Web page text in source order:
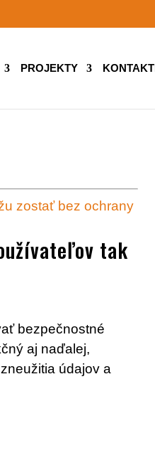
PROJEKTY
tak
bezpečnostné
aj naďalej,
údajov a